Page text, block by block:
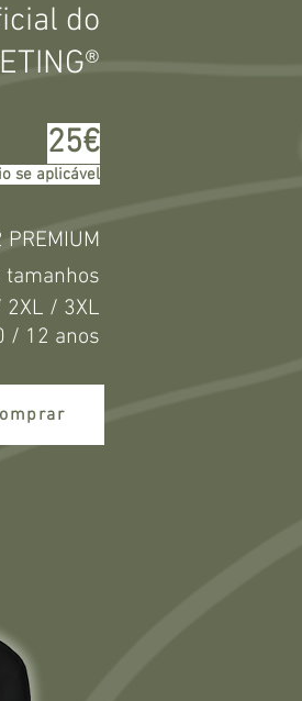
do
25€
se aplicável
tamanhos
/ 3XL
/ 12 anos